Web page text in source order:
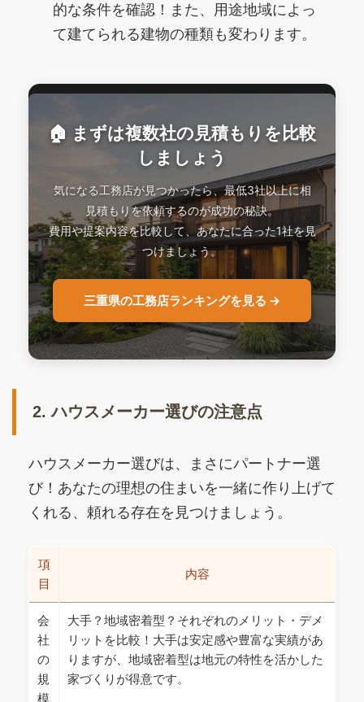
的な条件を確認！また、用途地域によっ
て建てられる建物の種類も変わります。
🏠 まずは複数社の見積もりを比較
しましょう
気になる工務店が見つかったら、最低3社以上に相
見積もりを依頼するのが成功の秘訣。
費用や提案内容を比較して、あなたに合った1社を見
つけましょう。
三重県の工務店ランキングを見る →
2. ハウスメーカー選びの注意点
ハウスメーカー選びは、まさにパートナー選
び！あなたの理想の住まいを一緒に作り上げて
くれる、頼れる存在を見つけましょう。
項
目
内容
会
社
の
規
模
大手？地域密着型？それぞれのメリット・デメ
リットを比較！大手は安定感や豊富な実績があ
りますが、地域密着型は地元の特性を活かした
家づくりが得意です。